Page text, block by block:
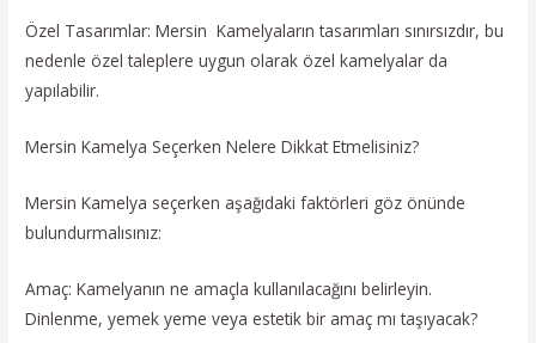
Özel Tasarımlar: Mersin Kamelyaların tasarımları sınırsızdır, bu
nedenle özel taleplere uygun olarak özel kamelyalar da
yapılabilir.
Mersin Kamelya Seçerken Nelere Dikkat Etmelisiniz?
Mersin Kamelya seçerken aşağıdaki faktörleri göz önünde
bulundurmalısınız:
Amaç: Kamelyanın ne amaçla kullanılacağını belirleyin.
Dinlenme, yemek yeme veya estetik bir amaç mı taşıyacak?